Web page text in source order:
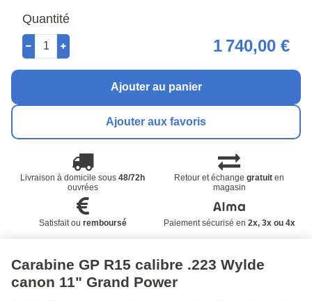
Quantité
1 740,00 €
Ajouter au panier
Ajouter aux favoris
Livraison à domicile sous48/72h
ouvrées
Retour et échangegratuit en
magasin
Satisfait ou remboursé Paiement sécurisé en 2x, 3x ou 4x
Carabine GP R15 calibre .223 Wylde
canon 11" Grand Power